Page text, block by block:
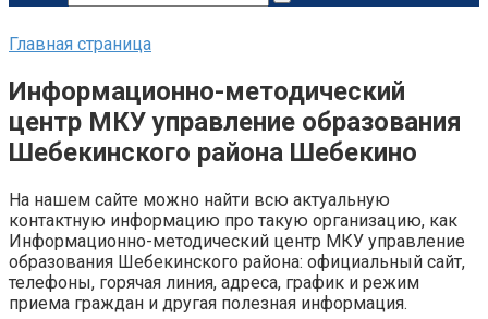
Главная страница
Информационно-методический
центр МКУ управление образования
Шебекинского района Шебекино
На нашем сайте можно найти всю актуальную
контактную информацию про такую организацию, как
Информационно-методический центр МКУ управление
образования Шебекинского района: официальный сайт,
телефоны, горячая линия, адреса, график и режим
приема граждан и другая полезная информация.